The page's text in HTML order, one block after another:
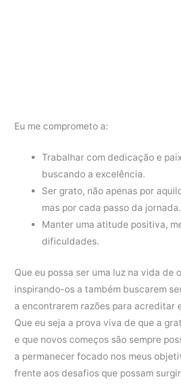
Eu me comprometo a:
Trabalhar com dedicação e
buscando a excelência.
Ser grato, não apenas por
mas por cada passo da jornada.
Manter uma atitude positiva,
dificuldades.
Que eu possa ser uma luz na vida de
inspirando-os a também buscarem
a encontrarem razões para acreditar
Que eu seja a prova viva de que a
e que novos começos são sempre
a permanecer focado nos meus
frente aos desafios que possam